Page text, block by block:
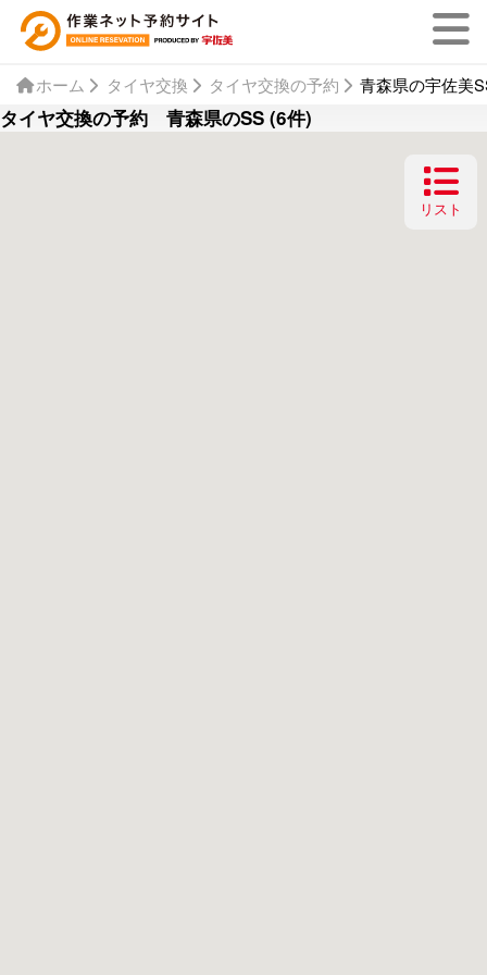
ホーム タイヤ交換 タイヤ交換の予約 青森県の宇佐美
タイヤ交換の予約 青森県のSS (6件)
リスト